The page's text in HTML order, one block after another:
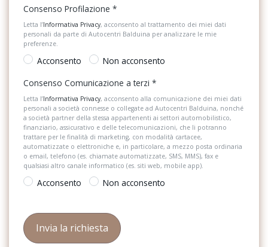
Sedili anteriori regolabili
Sensori di Parcheggio
Sensori di pioggia
Servosterzo
Sistema di assistenza al mantenimento della corsia
Sistema di chiamata d'emergenza
Sistema di riconoscimento stanchezza guidatore
Specchietti retrovisori elettrici e riscaldabili
Volante in pelle
Indicatori di direzione laterali integrati negli specchietti retrovisori
esterni
Luci di lettura a led anteriori e posteriori
Luci diurne a led
Modanature cromate
Park pilot
Piano di copertura vano bagagli regolabile in altezza (per le
versioni 4motion è necessario rimuovere la copertura in
polistirolo) ed estraibile
Consenso Profilazione *
Letta l’Informativa Privacy, acconsento al trattamento dei miei dati
personali da parte di Autocentri Balduina per analizzare le mie
preferenze.
Acconsento
Non acconsento
Consenso Comunicazione a terzi *
Letta l’Informativa Privacy, acconsento alla comunicazione dei miei dati
personali a società connesse o collegate ad Autocentri Balduina, nonché
a società partner della stessa appartenenti ai settori automobilistico,
finanziario, assicurativo e delle telecomunicazioni, che li potranno
trattare per le finalità di marketing, con modalità cartacee,
automatizzate o elettroniche e, in particolare, a mezzo posta ordinaria
o email, telefono (es. chiamate automatizzate, SMS, MMS), fax e
qualsiasi altro canale informatico (es. siti web, mobile app).
Acconsento Non acconsento